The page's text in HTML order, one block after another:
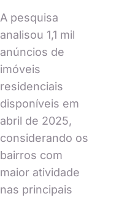
A pesquisa
analisou 1,1 mil
anúncios de
imóveis
residenciais
disponíveis em
abril de 2025,
considerando os
bairros com
maior atividade
nas principais